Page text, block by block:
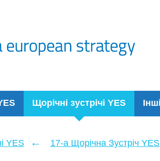
Щорічні зустрічі YES
YES ← 17-а Щорічна Зустріч